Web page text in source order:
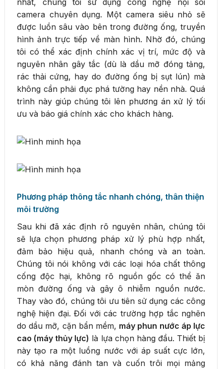
camera chuyên dụng. Một camera siêu nhỏ sẽ
được luồn sâu vào bên trong đường ống, truyền
hình ảnh trực tiếp về màn hình. Nhờ đó, chúng
tôi có thể xác định chính xác vị trí, mức độ và
nguyên nhân gây tắc (dù là dầu mỡ đóng tảng,
rác thải cứng, hay do đường ống bị sụt lún) mà
không cần phải đục phá tường hay nền nhà. Quá
trình này giúp chúng tôi lên phương án xử lý tối
ưu và báo giá chính xác cho khách hàng.
Phương pháp thông tắc nhanh chóng, thân thiện
môi trường
Sau khi đã xác định rõ nguyên nhân, chúng tôi
sẽ lựa chọn phương pháp xử lý phù hợp nhất,
đảm bảo hiệu quả, nhanh chóng và an toàn.
Chúng tôi nói không với các loại hóa chất thông
cống độc hại, không rõ nguồn gốc có thể ăn
mòn đường ống và gây ô nhiễm nguồn nước.
Thay vào đó, chúng tôi ưu tiên sử dụng các công
nghệ hiện đại. Đối với các trường hợp tắc nghẽn
do dầu mỡ, cặn bẩn mềm, máy phun nước áp lực
cao (máy thủy lực) là lựa chọn hàng đầu. Thiết bị
này tạo ra một luồng nước với áp suất cực lớn,
có khả năng đánh tan và cuốn trôi mọi mảng